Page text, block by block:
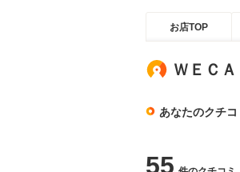
お店TOP
ＷＥＣ
あなたのクチ
55